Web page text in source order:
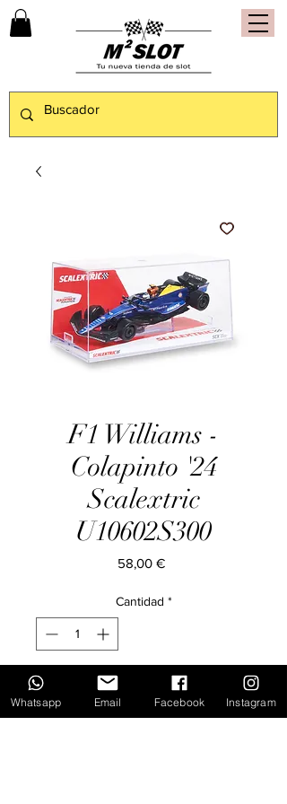
F1 Williams -
Colapinto '24
Scalextric
U10602S300
58,00 €Precio
Cantidad *
Agotado
Notificar al estar disponible
Whatsapp Email Facebook Instagram